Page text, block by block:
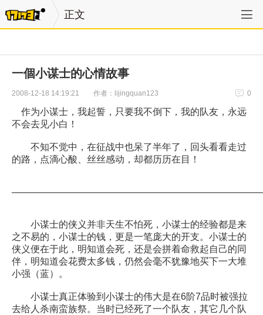
正文
一個小谋士的心情故事
2008-12-18 14:19:21 作者：lijingquan123 0
作为小谋士，我起誓，只要我不倒下，我的队友，永远
不会去见小白！
不知不觉中，在征战中也呆了半年了，回头看看走过
的路，点滴心酸、丝丝感动，却都历历在目！
小谋士的侠义并非天生不怕死，小谋士的经验都是来
之不易的，小谋士的钱，更是一笔庞大的开支。小谋士的
侠义便在于此，明知道会死，还是会拼着命救起自己的同
伴，明知道会花费太多钱，仍然会毫不犹豫地买下一大堆
小强（蓝）。
小谋士真正体验到小谋士的伟大是在6阶7品时被强拉
去给人杀南蛮族祭。当时已经死了一个队友，其它几个队